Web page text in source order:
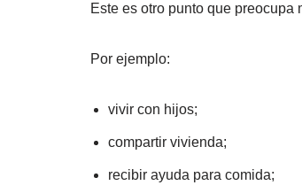
Este es otro punto que preocupa
Por ejemplo:
vivir con hijos;
compartir vivienda;
recibir ayuda para comida;